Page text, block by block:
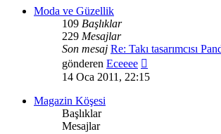
Moda ve Güzellik
109 Başlıklar
229 Mesajlar
Son mesaj Re: Takı tasarımcısı
gönderen Eceeee
mesajı
14 Oca 2011, 22:15
Magazin Köşesi
Başlıklar
Mesajlar